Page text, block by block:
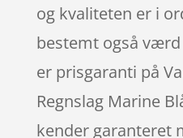
og kvaliteten er i
bestemt også
er prisgaranti på
Regnslag Marine
kender garanteret